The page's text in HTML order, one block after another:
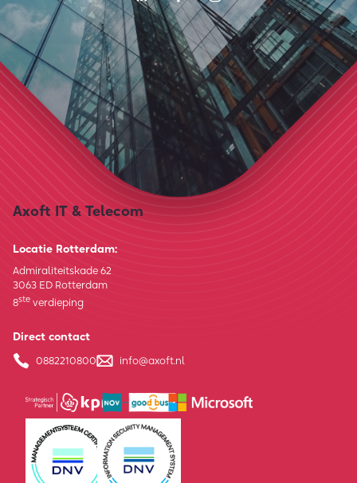
Axoft IT & Telecom
Locatie Rotterdam:
Admiraliteitskade 62
3063 ED Rotterdam
8ste verdieping
Direct contact
0882210800 info@axoft.nl